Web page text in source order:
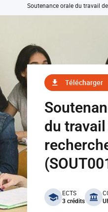
Soutenance orale du travail
Télécharger
du
benefits
ECTS
3 crédits